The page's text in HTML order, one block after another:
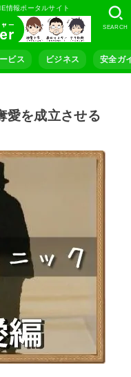
情報ポータルサイト
ビス ビジネス 安全ガ
SEARCH
愛を成立させる